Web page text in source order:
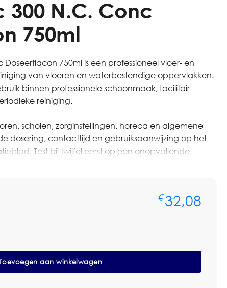
300 N.C. Conc
750ml
Doseerflacon 750ml is een professioneel vloer- en
van vloeren en waterbestendige oppervlakken.
binnen professionele schoonmaak, facilitair
reiniging.
scholen, zorginstellingen, horeca en algemene
dosering, contacttijd en gebruiksaanwijzing op het
Test bij twijfel eerst op een onopvallende
of materialen.
persoonlijk advies of een maatwerkofferte. We
download het beschikbare product- of
€32,08
aan winkelwagen